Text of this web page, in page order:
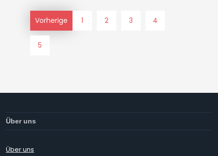
Vorherige 1 2 3 4
5
Über uns
Über uns